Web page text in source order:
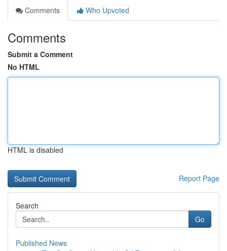
Comments
Who Upvoted
Comments
Submit a Comment
No HTML
HTML is disabled
Report Page
Search
Go
Published News